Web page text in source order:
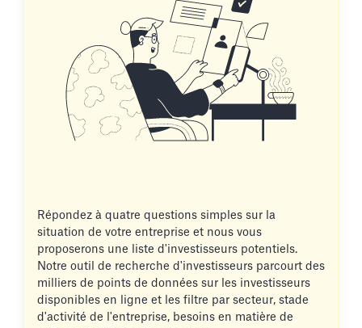
Répondez à quatre questions simples sur la
situation de votre entreprise et nous vous
proposerons une liste d'investisseurs potentiels.
Notre outil de recherche d'investisseurs parcourt des
milliers de points de données sur les investisseurs
disponibles en ligne et les filtre par secteur, stade
d'activité de l'entreprise, besoins en matière de